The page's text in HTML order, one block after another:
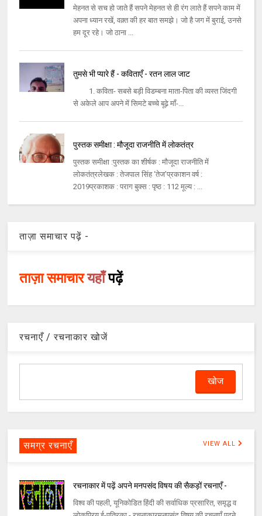
मेहनत से सच हो जाते हैं सपने मेहनत से ही रंग लाते हैं सपने काम में
अपना ध्यान रखें, वक़्त की हर बात समझे। जो है जग में बुराई, उनसे
हम दूर रहे। जो ठाना ...
तुमसे भी प्यारे हैं - कविताएँ - रतन लाल जाट
1. कविता- सबसे बड़ी विडम्बना माता-पिता की व्यस्त जिंदगी
से अकेले आप अपने में सिमटे बच्चे बूढे़ माँ-...
पुस्तक समीक्षा : मौजूदा राजनीति में लोकतंत्र
पुस्तक समीक्षा :पुस्तक का शीर्षक : मौजूदा राजनीति में
लोकतंत्रलेखक : तेजपाल सिंह ‘तेज’प्रकाशन वर्ष :
2019प्रकाशक : पराग बुक्स : पृष्ठ : 112 मूल्य : ...
ताज़ा समाचार पढ़ें -
ताज़ा समाचारयहाँपढ़ें
रचनाएँ / रचनाकार खोजें
समग्र रचनाएँ VIEW ALL
रचनाकार में पढ़ें अपने मनपसंद विषय की सैकड़ों रचनाएँ -
विश्व की पहली, यूनिकोडित हिंदी की सर्वाधिक प्रसारित, समृद्ध व